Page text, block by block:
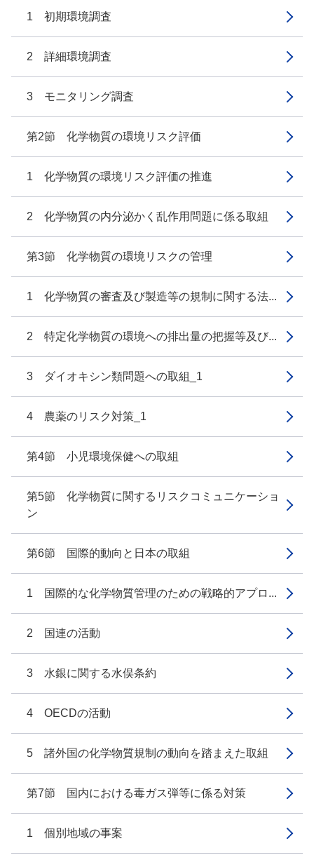
1 初期環境調査
2 詳細環境調査
3 モニタリング調査
第2節 化学物質の環境リスク評価
1 化学物質の環境リスク評価の推進
2 化学物質の内分泌かく乱作用問題に係る取組
第3節 化学物質の環境リスクの管理
1 化学物質の審査及び製造等の規制に関する法...
2 特定化学物質の環境への排出量の把握等及び...
3 ダイオキシン類問題への取組_1
4 農薬のリスク対策_1
第4節 小児環境保健への取組
第5節 化学物質に関するリスクコミュニケーショ
ン
第6節 国際的動向と日本の取組
1 国際的な化学物質管理のための戦略的アプロ...
2 国連の活動
3 水銀に関する水俣条約
4 OECDの活動
5 諸外国の化学物質規制の動向を踏まえた取組
第7節 国内における毒ガス弾等に係る対策
1 個別地域の事案